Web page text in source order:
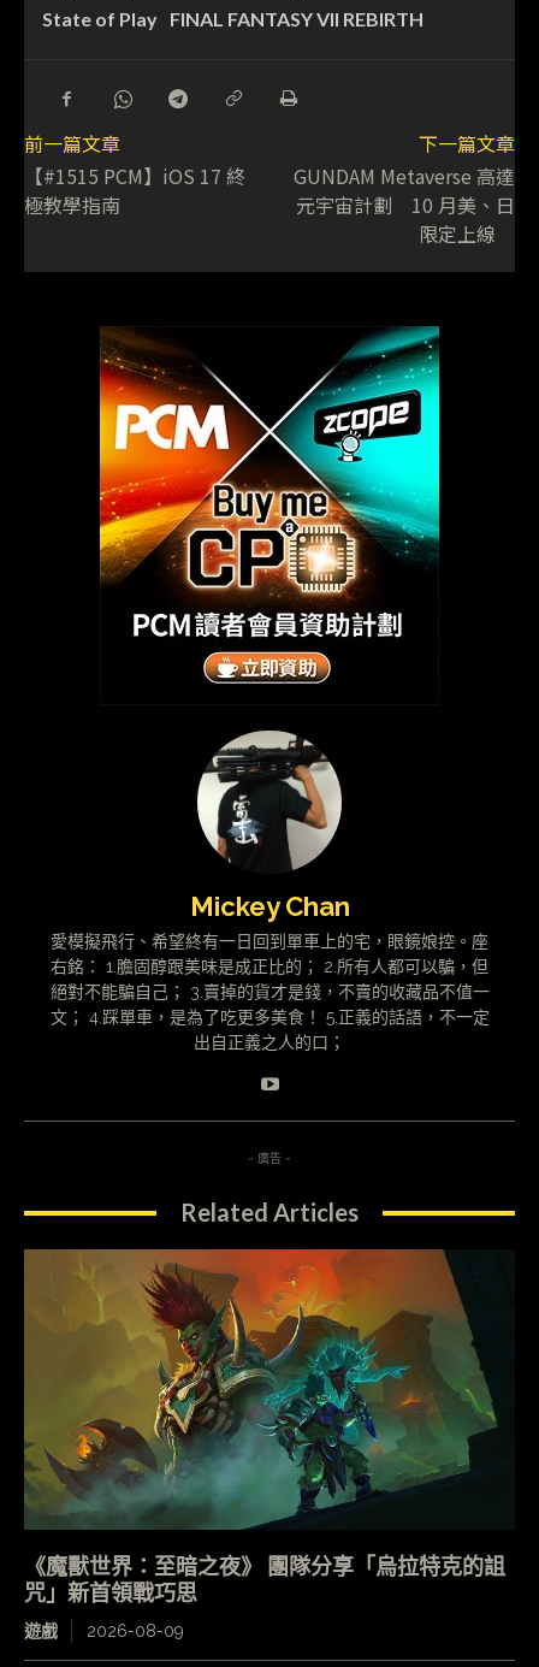
State of Play FINAL FANTASY VII REBIRTH
前一篇文章
【#1515 PCM】iOS 17 終
極教學指南
下一篇文章
GUNDAM Metaverse 高達
元宇宙計劃 10 月美、日
限定上線
Mickey Chan
愛模擬飛行、希望終有一日回到單車上的宅，眼鏡娘控。座
右銘： 1.膽固醇跟美味是成正比的； 2.所有人都可以騙，但
絕對不能騙自己； 3.賣掉的貨才是錢，不賣的收藏品不值一
文； 4.踩單車，是為了吃更多美食！ 5.正義的話語，不一定
出自正義之人的口；
- 廣告 -
Related Articles
《魔獸世界：至暗之夜》 團隊分享「烏拉特克的詛
咒」新首領戰巧思
遊戲 2026-08-09